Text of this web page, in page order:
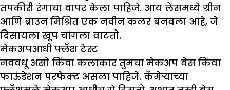
तपकीरी रंगाचा वापर केला पाहिजे. आय लेंसमध्ये ग्रीन
आणि ब्राउन मिश्रित एक नवीन कलर बनवला आहे, जे
दिसायला खूप चांगला वाटतो.
मेकअपआधी फ्लॅश टेस्ट
नववधू असो किंवा कलाकार तुमचा मेकअप बेस किंवा
फाऊंडेशन परफेक्ट असला पाहिजे. कॅमेऱ्याच्या